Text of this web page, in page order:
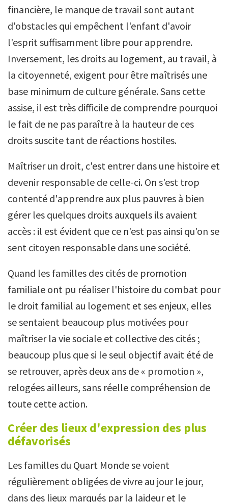
financière, le manque de travail sont autant
d'obstacles qui empêchent l'enfant d'avoir
l'esprit suffisamment libre pour apprendre.
Inversement, les droits au logement, au travail, à
la citoyenneté, exigent pour être maîtrisés une
base minimum de culture générale. Sans cette
assise, il est très difficile de comprendre pourquoi
le fait de ne pas paraître à la hauteur de ces
droits suscite tant de réactions hostiles.
Maîtriser un droit, c'est entrer dans une histoire et
devenir responsable de celle-ci. On s'est trop
contenté d'apprendre aux plus pauvres à bien
gérer les quelques droits auxquels ils avaient
accès : il est évident que ce n'est pas ainsi qu'on se
sent citoyen responsable dans une société.
Quand les familles des cités de promotion
familiale ont pu réaliser l'histoire du combat pour
le droit familial au logement et ses enjeux, elles
se sentaient beaucoup plus motivées pour
maîtriser la vie sociale et collective des cités ;
beaucoup plus que si le seul objectif avait été de
se retrouver, après deux ans de « promotion »,
relogées ailleurs, sans réelle compréhension de
toute cette action.
Créer des lieux d'expression des plus
défavorisés
Les familles du Quart Monde se voient
régulièrement obligées de vivre au jour le jour,
dans des lieux marqués par la laideur et le